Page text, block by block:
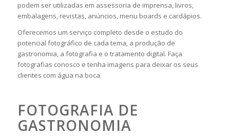
podem ser utilizadas em assessoria de imprensa, livros,
embalagens, revistas, anúncios, menu boards e cardápios.
Oferecemos um serviço completo desde o estudo do
potencial fotográfico de cada tema, a produção de
gastronomia, a fotografia e o tratamento digital. Faça
fotografias conosco e tenha imagens para deixar os seus
clientes com água na boca.
FOTOGRAFIA DE
GASTRONOMIA